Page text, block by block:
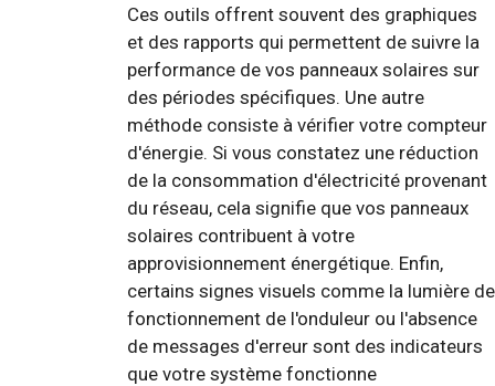
Ces outils offrent souvent des graphiques
et des rapports qui permettent de suivre la
performance de vos panneaux solaires sur
des périodes spécifiques. Une autre
méthode consiste à vérifier votre compteur
d'énergie. Si vous constatez une réduction
de la consommation d'électricité provenant
du réseau, cela signifie que vos panneaux
solaires contribuent à votre
approvisionnement énergétique. Enfin,
certains signes visuels comme la lumière de
fonctionnement de l'onduleur ou l'absence
de messages d'erreur sont des indicateurs
que votre système fonctionne